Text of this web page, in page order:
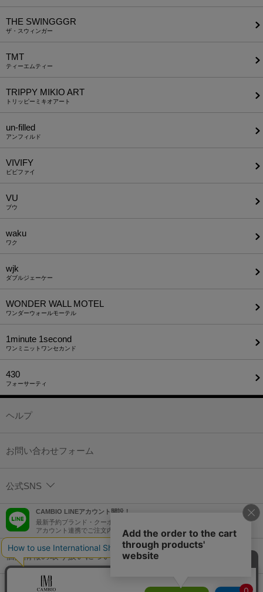
THE SWINGGGR
ザ・スウィンガー
TMT
ティーエムティー
TRIPPY MIKIO ART
トリッピーミキオアート
un-filled
アンフィルド
VIVIFY
ビビファイ
VU
ブウ
waku
ワク
wjk
ダブルジェーケー
WONDER WALL MOTEL
ワンダーウォールモーテル
1minute​ 1second
ワンミニットワンセカンド
430
フォーサーティ
ヘルプ
お問い合わせフォーム
公式SNS
CAMBIO LINEアカウント開設！
最新予約ブランド・クーポン情報などを配信！
アカウント連携でご注文内容をLINEでも確認可能！
個人情報の取り扱いについて